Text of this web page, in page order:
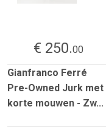
€ 250.00
Gianfranco Ferré
Pre-Owned Jurk met
korte mouwen - Zw...